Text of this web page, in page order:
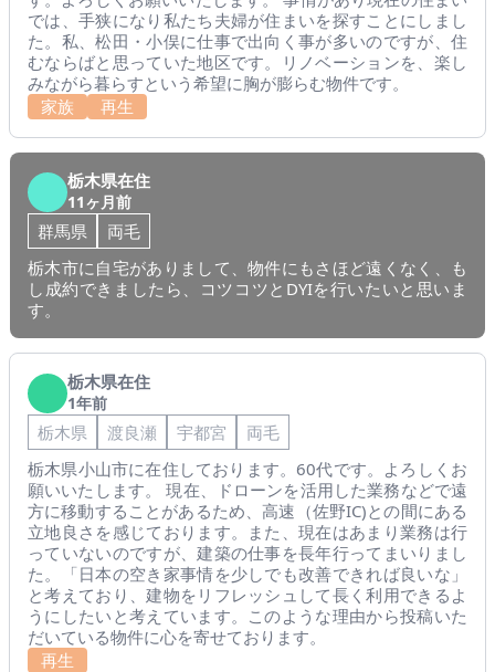
では、手狭になり私たち夫婦が住まいを探すことにしまし
た。私、松田・小俣に仕事で出向く事が多いのですが、住
むならばと思っていた地区です。リノベーションを、楽し
みながら暮らすという希望に胸が膨らむ物件です。
家族
再生
栃木県在住
11ヶ月前
群馬県
両毛
栃木市に自宅がありまして、物件にもさほど遠くなく、も
し成約できましたら、コツコツとDYIを行いたいと思いま
す。
栃木県在住
1年前
栃木県 渡良瀬 宇都宮
両毛
栃木県小山市に在住しております。60代です。よろしくお
願いいたします。 現在、ドローンを活用した業務などで遠
方に移動することがあるため、高速（佐野IC)との間にある
立地良さを感じております。また、現在はあまり業務は行
っていないのですが、建築の仕事を長年行ってまいりまし
た。「日本の空き家事情を少しでも改善できれば良いな」
と考えており、建物をリフレッシュして長く利用できるよ
うにしたいと考えています。このような理由から投稿いた
だいている物件に心を寄せております。
再生